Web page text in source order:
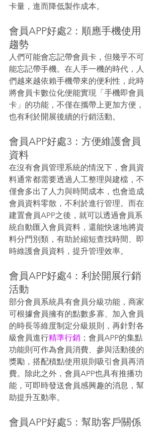
卡量，進而降低製作成本。
會員APP好處2：順應手機使用
趨勢
人們可能會忘記帶會員卡，但幾乎不可
能忘記帶手機。在人手一機的時代，人
們越來越依賴手機帶來的便利性，此時
將會員卡數位化便能實現「手機即會員
卡」的功能，不僅在攜帶上更加方便，
也有利於開展後續的行銷活動。
會員APP好處3：方便維護會員
資料
在沒有會員管理系統的情況下，會員資
料通常都需要透過人工整理與建檔，不
僅會多出了人力與時間成本，也會造成
會員資料零散，不利於進行管理。而在
建置會員APP之後，就可以透過會員系
統自動匯入會員資料，還能快速地將資
料分門別類，有助於縮短查找時間、即
時維護會員資料，提升管理效率。
會員APP好處4：利於開展行銷
活動
部分會員系統具有會員分級功能，商家
可根據會員擁有的點數多寡、加入會員
的時長等維度制定分級規則，再針對各
級會員進行精準行銷 ；會員APP的集點
功能則可作為會員消費、參與活動後的
獎勵，搭配積點使用規則吸引會員再消
費。除此之外，會員APP也具有推播功
能，可即時發送會員感興趣的消息，幫
助提升互動率。
會員APP好處5：幫助客戶關係